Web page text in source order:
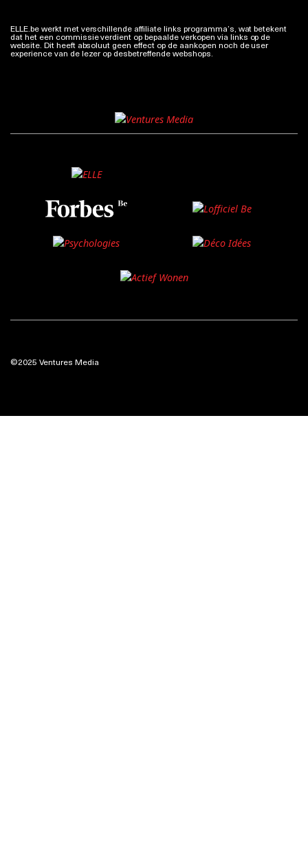
ELLE.be werkt met verschillende affiliate links programma’s, wat betekent
dat het een commissie verdient op bepaalde verkopen via links op de
website. Dit heeft absoluut geen effect op de aankopen noch de user
experience van de lezer op desbetreffende webshops.
©2025 Ventures Media